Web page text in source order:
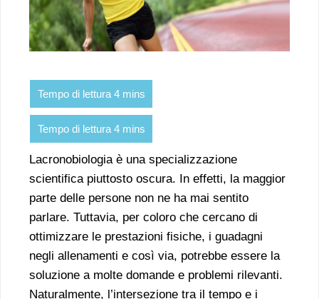
Lacronobiologia è una specializzazione
scientifica piuttosto oscura. In effetti, la maggior
parte delle persone non ne ha mai sentito
parlare. Tuttavia, per coloro che cercano di
ottimizzare le prestazioni fisiche, i guadagni
negli allenamenti e così via, potrebbe essere la
soluzione a molte domande e problemi rilevanti.
Naturalmente, l’intersezione tra il tempo e i